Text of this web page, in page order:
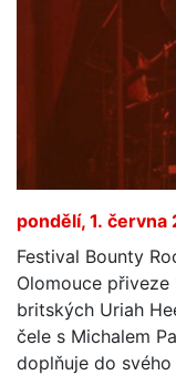
pondělí, 1. června
Festival Bounty
Olomouce
britských Uriah
čele s Michalem
doplňuje do